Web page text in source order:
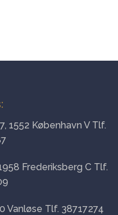
1552 København V Tlf.
Frederiksberg C Tlf.
Vanløse Tlf. 38717274